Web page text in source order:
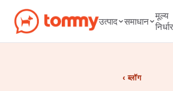
उत्पाद समाधान
मूल्य
ब्लॉग